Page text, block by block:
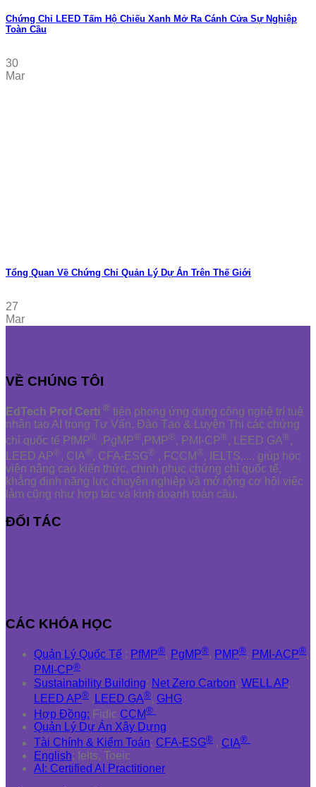
Chứng Chỉ LEED Tấm Hộ Chiếu Xanh Mở Ra Cánh Cửa Sự Nghiệp
Toàn Cầu
30
Mar
Tổng Quan Về Chứng Chỉ Quản Lý Dự Án Trên Thế Giới
27
Mar
VỀ CHÚNG TÔI
EdTech Prof Certi ® tiên phong ứng dụng công nghệ trí tuệ
nhân tạo AI trong Tư Vấn, Đào Tạo & Luyện Thi các chứng
chỉ quốc tế PfMP® ,PgMP®,PMP®, PMI-CP®, LEED GA®,
LEED AP®, CIA®, CFA-ESG® , FCCM®, IELTS,.... giúp học
viên nâng cao kiến thức, chinh phục chứng chỉ quốc tế,
khẳng định năng lực chuyên nghiệp và mở rộng cơ hội việc
làm cũng như hợp tác và kinh doanh toàn cầu.
ĐỐI TÁC
CÁC KHÓA HỌC
Quản Lý Quốc Tế : PfMP®, PgMP®, PMP®, PMI-ACP®,
PMI-CP®
Sustainability Building: Net Zero Carbon, WELL AP,
LEED AP® , LEED GA®, GHG
Hợp Đồng: Fidic CCM®
Quản Lý Dự Án Xây Dựng
Tài Chính & Kiểm Toán: CFA-ESG® , CIA®
English: Ielts, Toeic
AI: Certified AI Practitioner